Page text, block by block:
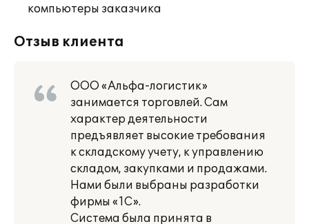
компьютеры заказчика
Отзыв клиента
ООО «Альфа-логистик»
занимается торговлей. Сам
характер деятельности
предъявляет высокие требования
к складскому учету, к управлению
складом, закупками и продажами.
Нами были выбраны разработки
фирмы «1С».
Система была принята в